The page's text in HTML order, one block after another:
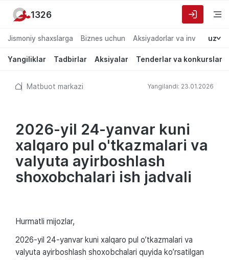
Jismoniy shaxslarga Biznes uchun Aksiyadorlar va investorlarga
uz
Yangiliklar Tadbirlar Aksiyalar Tenderlar va konkurslar
1326
Matbuot markazi Yangilandi: 23.01.2026
2026-yil 24-yanvar kuni
xalqaro pul o'tkazmalari va
valyuta ayirboshlash
shoxobchalari ish jadvali
Hurmatli mijozlar,
2026-yil 24-yanvar kuni xalqaro pul o’tkazmalari va
valyuta ayirboshlash shoxobchalari quyida ko’rsatilgan